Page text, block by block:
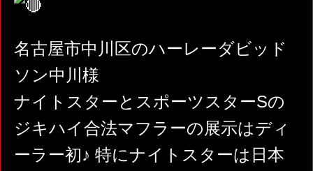
名古屋市中川区のハーレーダビッド
ソン中川様
ナイトスターとスポーツスターSの
ジキハイ合法マフラーの展示はディ
ーラー初♪ 特にナイトスターは日本